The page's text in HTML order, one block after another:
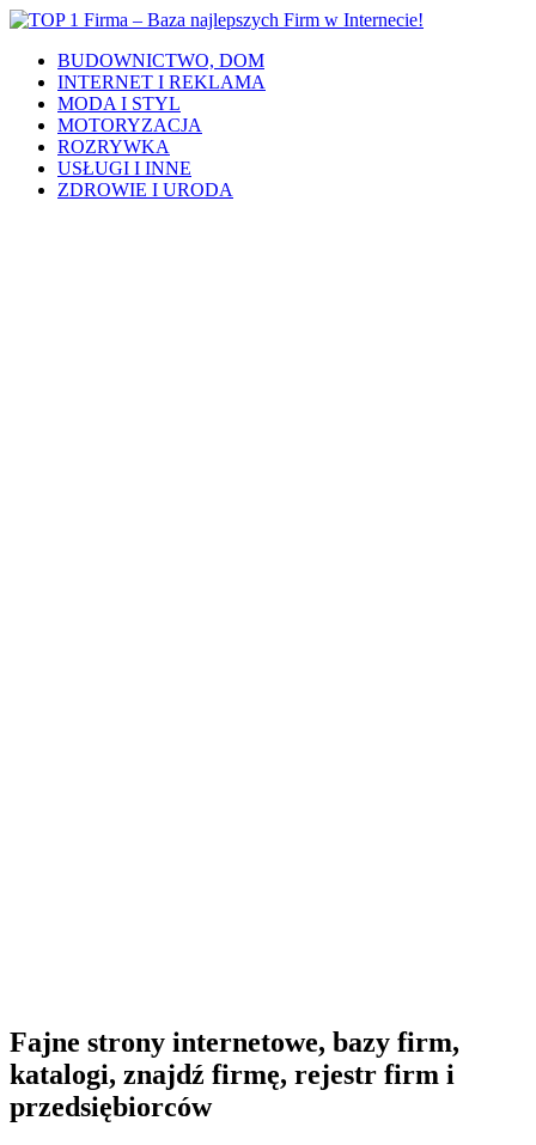
BUDOWNICTWO, DOM
INTERNET I REKLAMA
MODA I STYL
MOTORYZACJA
ROZRYWKA
USŁUGI I INNE
ZDROWIE I URODA
Fajne strony internetowe, bazy firm,
katalogi, znajdź firmę, rejestr firm i
przedsiębiorców